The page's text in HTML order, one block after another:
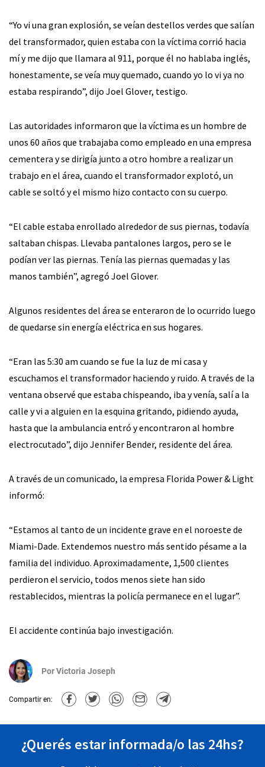
“Yo vi una gran explosión, se veían destellos verdes que salían
del transformador, quien estaba con la víctima corrió hacia
mí y me dijo que llamara al 911, porque él no hablaba inglés,
honestamente, se veía muy quemado, cuando yo lo vi ya no
estaba respirando”, dijo Joel Glover, testigo.
Las autoridades informaron que la víctima es un hombre de
unos 60 años que trabajaba como empleado en una empresa
cementera y se dirigía junto a otro hombre a realizar un
trabajo en el área, cuando el transformador explotó, un
cable se soltó y el mismo hizo contacto con su cuerpo.
“El cable estaba enrollado alrededor de sus piernas, todavía
saltaban chispas. Llevaba pantalones largos, pero se le
podían ver las piernas. Tenía las piernas quemadas y las
manos también”, agregó Joel Glover.
Algunos residentes del área se enteraron de lo ocurrido luego
de quedarse sin energía eléctrica en sus hogares.
“Eran las 5:30 am cuando se fue la luz de mi casa y
escuchamos el transformador haciendo y ruido. A través de la
ventana observé que estaba chispeando, iba y venía, salí a la
calle y vi a alguien en la esquina gritando, pidiendo ayuda,
hasta que la ambulancia entró y encontraron al hombre
electrocutado”, dijo Jennifer Bender, residente del área.
A través de un comunicado, la empresa Florida Power & Light
informó:
“Estamos al tanto de un incidente grave en el noroeste de
Miami-Dade. Extendemos nuestro más sentido pésame a la
familia del individuo. Aproximadamente, 1,500 clientes
perdieron el servicio, todos menos siete han sido
restablecidos, mientras la policía permanece en el lugar”.
El accidente continúa bajo investigación.
PorVictoria Joseph
Compartir en:
¿Querés estar informada/o las 24hs?